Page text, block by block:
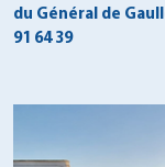
du Général de
91 64 39